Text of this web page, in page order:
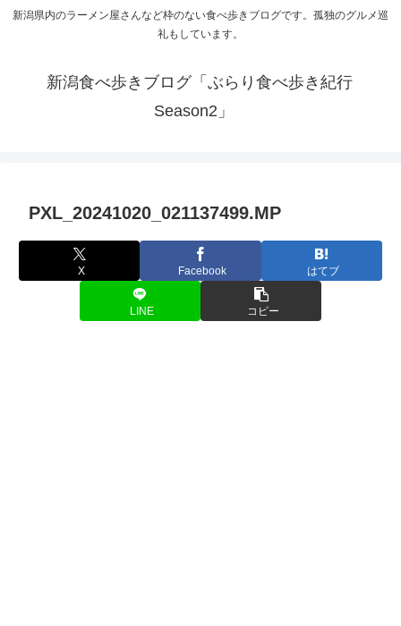
新潟県内のラーメン屋さんなど枠のない食べ歩きブログです。孤独のグルメ巡
礼もしています。
新潟食べ歩きブログ「ぶらり食べ歩き紀行
Season2」
PXL_20241020_021137499.MP
X Facebook はてブ
LINE コピー